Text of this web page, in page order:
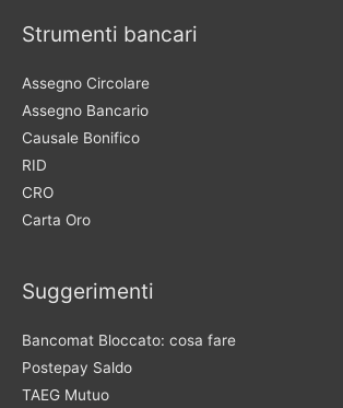
Strumenti bancari
Assegno Circolare
Assegno Bancario
Causale Bonifico
RID
CRO
Carta Oro
Suggerimenti
Bancomat Bloccato: cosa fare
Postepay Saldo
TAEG Mutuo